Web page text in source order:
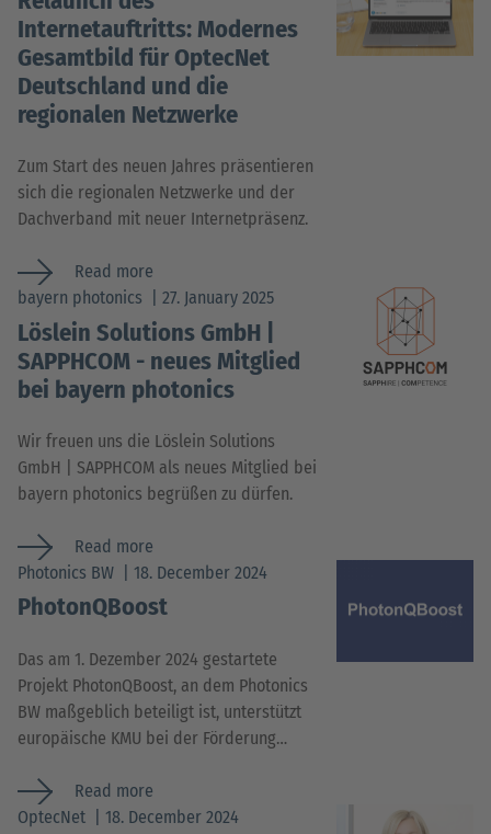
Internetauftritts: Modernes
Gesamtbild für OptecNet
Deutschland und die
regionalen Netzwerke
Zum Start des neuen Jahres präsentieren
sich die regionalen Netzwerke und der
Dachverband mit neuer Internetpräsenz.
Read more
bayern photonics
27. January 2025
Löslein Solutions GmbH |
SAPPHCOM - neues Mitglied
bei bayern photonics
Wir freuen uns die Löslein Solutions
GmbH | SAPPHCOM als neues Mitglied bei
bayern photonics begrüßen zu dürfen.
Read more
Photonics BW
18. December 2024
PhotonQBoost
Das am 1. Dezember 2024 gestartete
Projekt PhotonQBoost, an dem Photonics
BW maßgeblich beteiligt ist, unterstützt
europäische KMU bei der Förderung…
Read more
OptecNet
18. December 2024